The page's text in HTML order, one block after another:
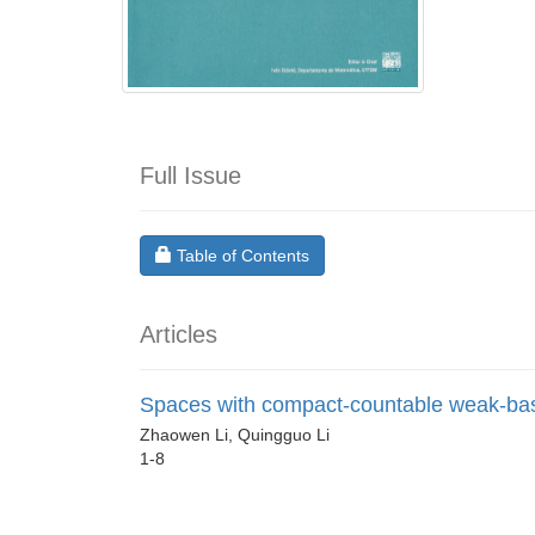
Full Issue
Requires Subscription
Table of Contents
Articles
Spaces with compact-countable weak-
Zhaowen Li, Quingguo Li
1-8